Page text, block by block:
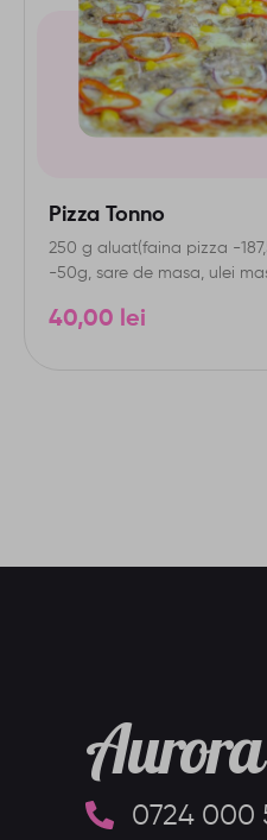
Pizza Tonno
250 g aluat(faina pizza -
-50g, sare de masa, ulei
40,00 lei
0724 000